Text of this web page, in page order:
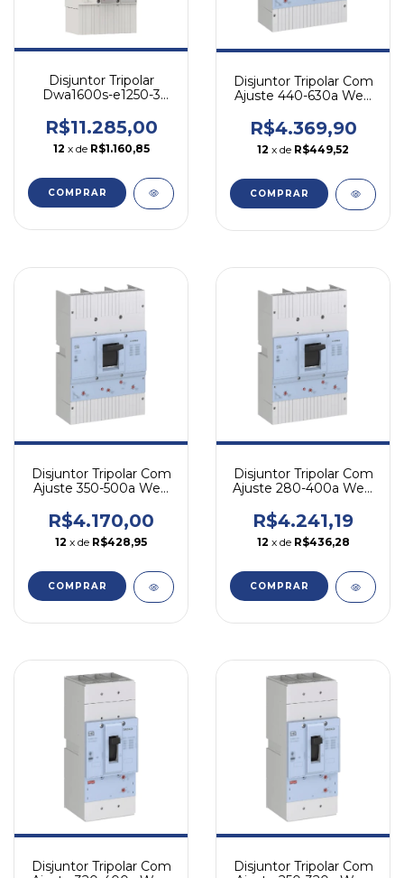
Disjuntor Tripolar
Dwa1600s-e1250-3
R$11.285,00
12 x de R$1.160,85
COMPRAR
Disjuntor Tripolar Com
Ajuste 440-630a Weg
R$4.369,90
12 x de R$449,52
COMPRAR
Disjuntor Tripolar Com
Ajuste 350-500a Weg
R$4.170,00
12 x de R$428,95
COMPRAR
Disjuntor Tripolar Com
Ajuste 280-400a Weg
R$4.241,19
12 x de R$436,28
COMPRAR
Disjuntor Tripolar Com
Disjuntor Tripolar Com